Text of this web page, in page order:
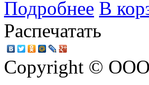
Подробнее В
Распечатать
Copyright © ООО